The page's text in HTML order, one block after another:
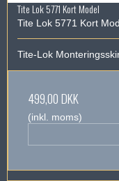
Tite Lok 5771 Kort Model
Tite Lok 5771 Kort
Tite-Lok
499,00 DKK
(inkl. moms)